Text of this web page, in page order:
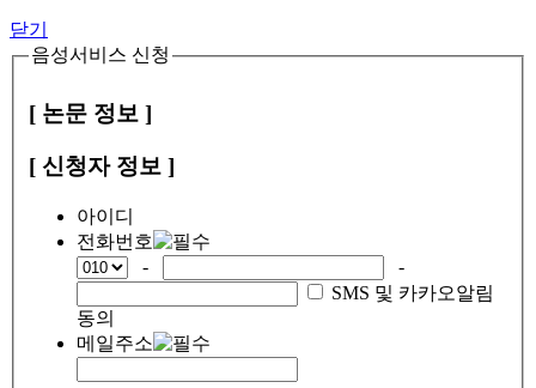
닫기
음성서비스 신청
[ 논문 정보 ]
[ 신청자 정보 ]
아이디
전화번호
-
-
SMS 및 카카오알림
동의
메일주소